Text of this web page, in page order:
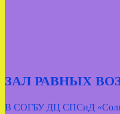
ЗАЛ РАВНЫХ
В СОГБУ ДЦ СПСиД